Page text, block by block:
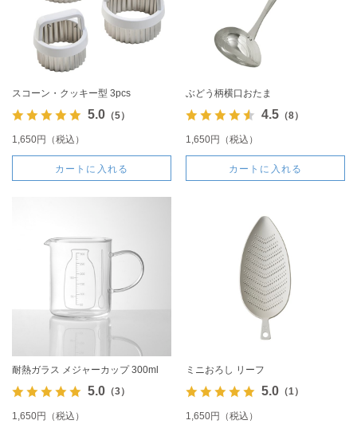
スコーン・クッキー型 3pcs
5.0（5）
1,650円（税込）
カートに入れる
ぶどう柄横口おたま
4.5（8）
1,650円（税込）
カートに入れる
耐熱ガラス メジャーカップ 300ml
5.0（3）
1,650円（税込）
ミニおろし リーフ
5.0（1）
1,650円（税込）